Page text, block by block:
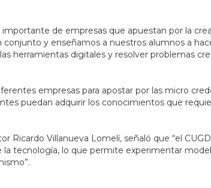
de empresas que apuestan por la
y enseñamos a nuestros alumnos a
herramientas digitales y resolver problemas
empresas para apostar por las micro
puedan adquirir los conocimientos que
Ricardo Villanueva Lomelí, señaló que “el
tecnología, lo que permite experimentar